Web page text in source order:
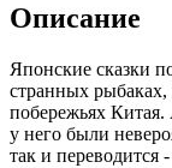
Описание
Японские сказки
странных
побережьях Китая.
у него были
так и переводится